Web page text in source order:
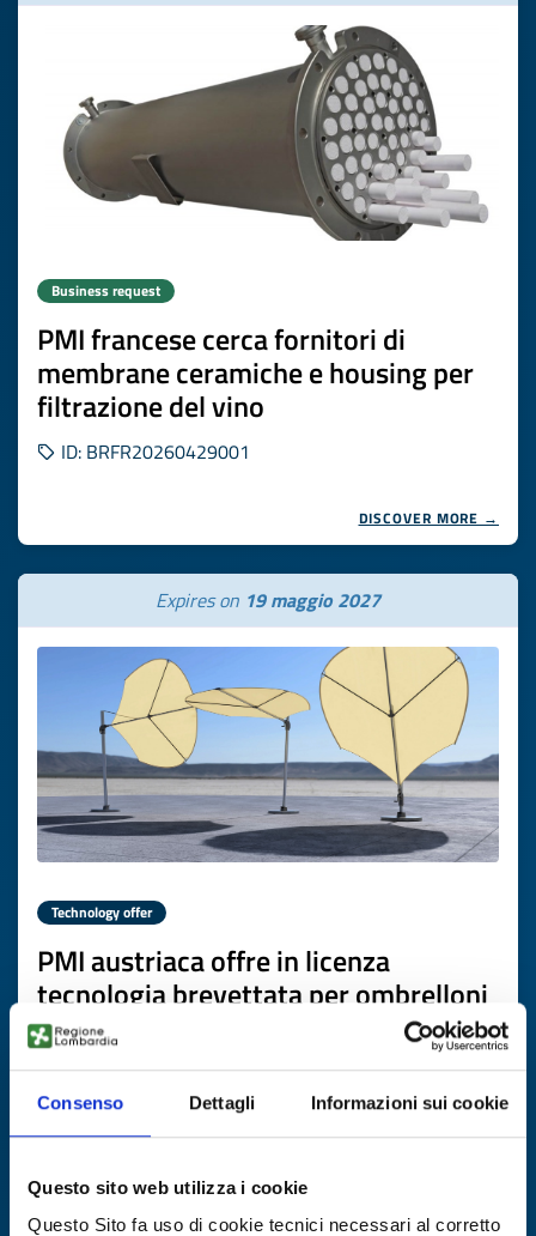
Consenso Dettagli Informazioni sui cookie
Questo sito web utilizza i cookie
Questo Sito fa uso di cookie tecnici necessari al corretto
Business request
PMI francese cerca fornitori di
membrane ceramiche e housing per
filtrazione del vino
ID: BRFR20260429001
DISCOVER MORE →
Expires on 19 maggio 2027
Technology offer
PMI austriaca offre in licenza
tecnologia brevettata per ombrelloni
bionici leggeri e sostenibili
ID: TOAT20260422013
DISCOVER MORE →
Expires on19 maggio 2027